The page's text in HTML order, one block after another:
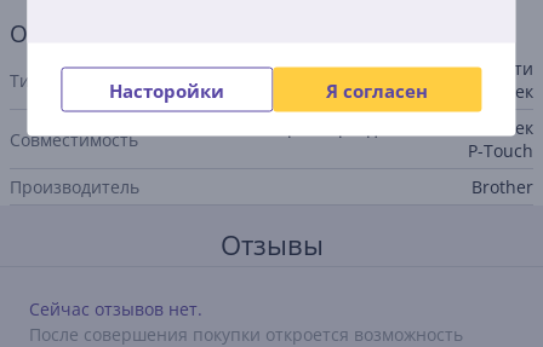
Насторойки Я согласен
Общий параметр
Тип аксессуара для принтера
лента к принтеру для печати
наклеек
Совместимость
принтеры для печати наклеек
P-Touch
Производитель
Brother
Отзывы
Сейчас отзывов нет.
После совершения покупки откроется возможность